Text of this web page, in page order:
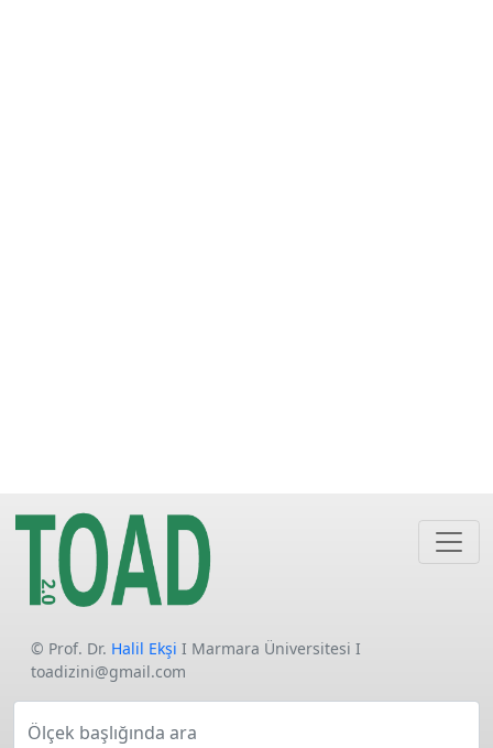
© Prof. Dr. Halil Ekşi I Marmara Üniversitesi I
toadizini@gmail.com
Ölçek başlığında ara